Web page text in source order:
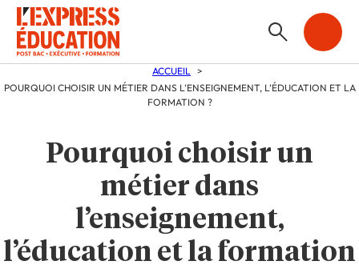
ACCUEIL
POURQUOI CHOISIR UN MÉTIER DANS L’ENSEIGNEMENT, L’ÉDUCATION ET LA
FORMATION ?
Pourquoi choisir un
métier dans
l’enseignement,
l’éducation et la formation